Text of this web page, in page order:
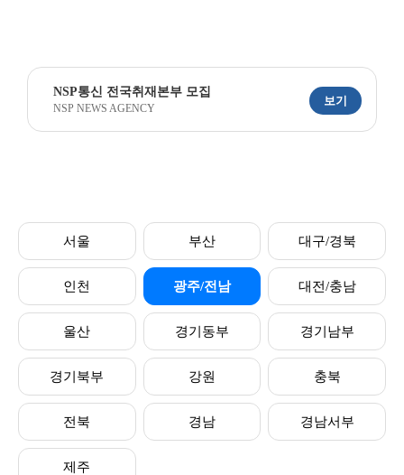
NSP통신 전국취재본부 모집
NSP NEWS AGENCY
보기
서울 부산 대구/경북
인천 광주/전남 대전/충남
울산 경기동부 경기남부
경기북부 강원 충북
전북 경남 경남서부
제주